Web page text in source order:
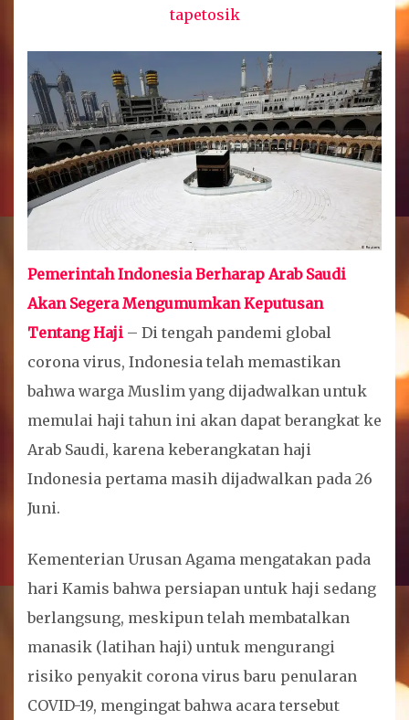
tapetosik
Pemerintah Indonesia Berharap Arab Saudi
Akan Segera Mengumumkan Keputusan
Tentang Haji – Di tengah pandemi global
corona virus, Indonesia telah memastikan
bahwa warga Muslim yang dijadwalkan untuk
memulai haji tahun ini akan dapat berangkat ke
Arab Saudi, karena keberangkatan haji
Indonesia pertama masih dijadwalkan pada 26
Juni.
Kementerian Urusan Agama mengatakan pada
hari Kamis bahwa persiapan untuk haji sedang
berlangsung, meskipun telah membatalkan
manasik (latihan haji) untuk mengurangi
risiko penyakit corona virus baru penularan
COVID-19, mengingat bahwa acara tersebut